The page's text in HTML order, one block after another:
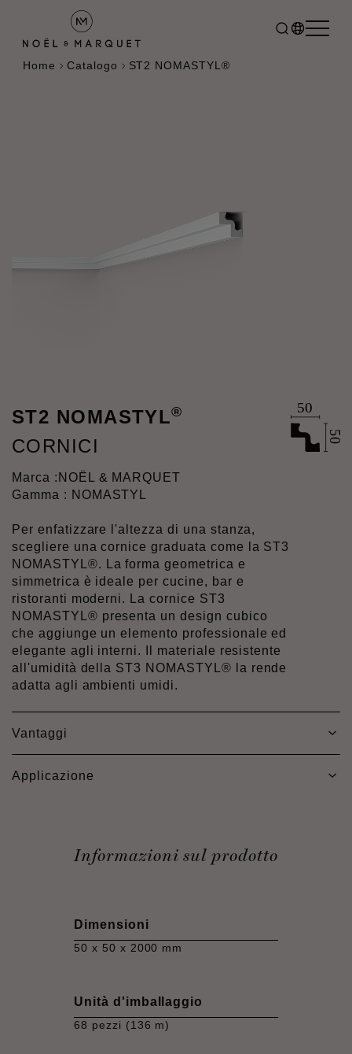
Home Catalogo ST2 NOMASTYL®
ST2 NOMASTYL®
CORNICI
Marca : NOËL & MARQUET
Gamma : NOMASTYL
Per enfatizzare l'altezza di una stanza,
scegliere una cornice graduata come la ST3
NOMASTYL®. La forma geometrica e
simmetrica è ideale per cucine, bar e
ristoranti moderni. La cornice ST3
NOMASTYL® presenta un design cubico
che aggiunge un elemento professionale ed
elegante agli interni. Il materiale resistente
all'umidità della ST3 NOMASTYL® la rende
adatta agli ambienti umidi.
Vantaggi
Applicazione
Informazioni sul prodotto
Dimensioni
50 x 50 x 2000 mm
Unità d'imballaggio
68 pezzi (136 m)